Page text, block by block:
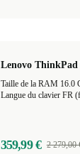
Lenovo ThinkPad
Langue du clavier FR
359,99 € 2 279,00